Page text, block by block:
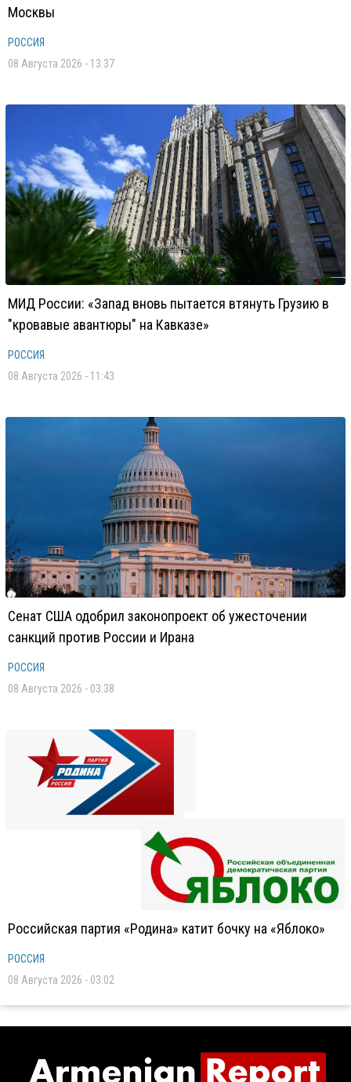
Москвы
РОССИЯ
08 Августа 2026 - 13:37
МИД России: «Запад вновь пытается втянуть Грузию в
"кровавые авантюры" на Кавказе»
РОССИЯ
08 Августа 2026 - 11:43
Сенат США одобрил законопроект об ужесточении
санкций против России и Ирана
РОССИЯ
08 Августа 2026 - 03:38
Российская партия «Родина» катит бочку на «Яблоко»
РОССИЯ
08 Августа 2026 - 03:02